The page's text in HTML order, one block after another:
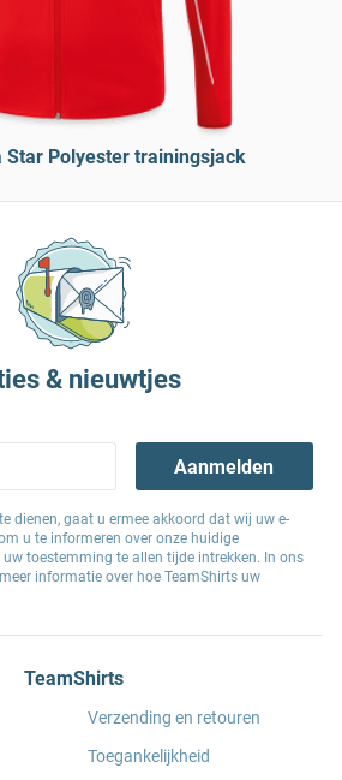
Star Polyester trainingsjack
& nieuwtjes
Aanmelden
dienen, gaat u ermee akkoord dat wij uw e-
u te informeren over onze huidige
toestemming te allen tijde intrekken. In ons
informatie over hoe TeamShirts uw
TeamShirts
Verzending en retouren
Toegankelijkheid